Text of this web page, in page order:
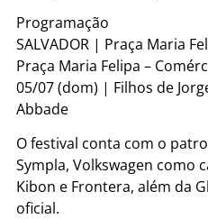
Programação
SALVADOR | Praça Maria
Praça Maria Felipa –
05/07 (dom) | Filhos de
Abbade
O festival conta com o
Sympla, Volkswagen como
Kibon e Frontera, além da
oficial.